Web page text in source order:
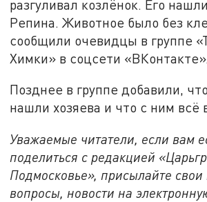
разгуливал козлёнок. Его
Репина. Животное было без
сообщили очевидцы в группе
Химки» в соцсети «ВКонтакте».
Позднее в группе добавили,
нашли хозяева и что с ним всё
Уважаемые читатели, если вам
поделиться с редакцией
Подмосковье», присылайте
вопросы, новости на